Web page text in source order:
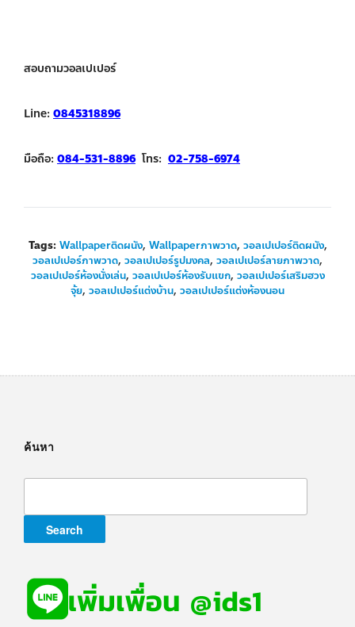
สอบถามวอลเปเปอร์
Line: 0845318896
มือถือ: 084-531-8896 โทร: 02-758-6974
Tags: Wallpaperติดผนัง, Wallpaperภาพวาด, วอลเปเปอร์ติดผนัง,
วอลเปเปอร์ภาพวาด, วอลเปเปอร์รูปมงคล, วอลเปเปอร์ลายภาพวาด,
วอลเปเปอร์ห้องนั่งเล่น, วอลเปเปอร์ห้องรับแขก, วอลเปเปอร์เสริมฮวง
จุ้ย, วอลเปเปอร์แต่งบ้าน, วอลเปเปอร์แต่งห้องนอน
ค้นหา